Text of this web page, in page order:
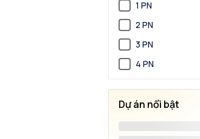
1 PN
2 PN
3 PN
4 PN
Dự án nổi bật